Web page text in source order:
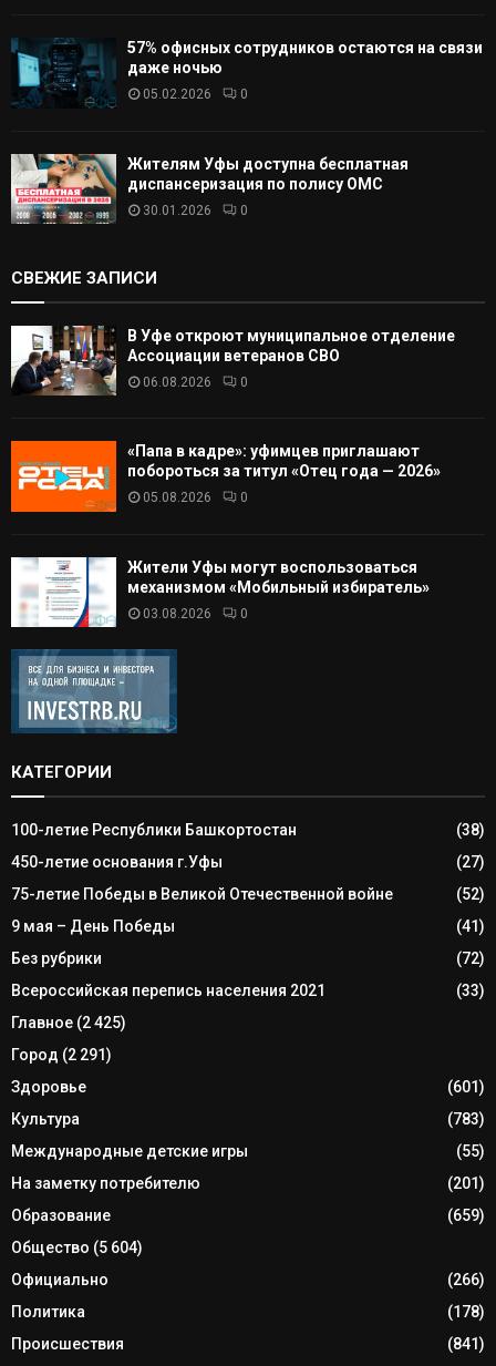
57% офисных сотрудников остаются на связи
даже ночью
05.02.2026 0
Жителям Уфы доступна бесплатная
диспансеризация по полису ОМС
30.01.2026 0
СВЕЖИЕ ЗАПИСИ
В Уфе откроют муниципальное отделение
Ассоциации ветеранов СВО
06.08.2026 0
«Папа в кадре»: уфимцев приглашают
побороться за титул «Отец года — 2026»
05.08.2026 0
Жители Уфы могут воспользоваться
механизмом «Мобильный избиратель»
03.08.2026 0
КАТЕГОРИИ
100-летие Республики Башкортостан
(38)
450-летие основания г.Уфы
(27)
75-летие Победы в Великой Отечественной войне
(52)
9 мая – День Победы
(41)
Без рубрики
(72)
Всероссийская перепись населения 2021
(33)
Главное (2 425)
Город (2 291)
Здоровье
(601)
Культура
(783)
Международные детские игры
(55)
На заметку потребителю
(201)
Образование
(659)
Общество (5 604)
Официально
(266)
Политика
(178)
Происшествия
(841)